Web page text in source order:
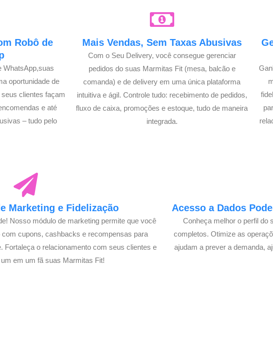
Robô de
WhatsApp,suas
oportunidade de
clientes façam
e até
– tudo pelo
Mais Vendas, Sem Taxas Abusivas
Com o Seu Delivery, você consegue gerenciar
pedidos do suas Marmitas Fit (mesa, balcão e
comanda) e de delivery em uma única plataforma
intuitiva e ágil. Controle tudo: recebimento de pedidos,
fluxo de caixa, promoções e estoque, tudo de maneira
integrada.
Marketing e Fidelização
Nosso módulo de marketing permite que você
cupons, cashbacks e recompensas para
Fortaleça o relacionamento com seus clientes e
em um fã suas Marmitas Fit!
Acesso a Dados
Conheça melhor o perfil do
completos. Otimize as
ajudam a prever a demanda,